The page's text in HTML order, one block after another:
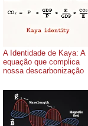
A Identidade de Kaya: A
equação que complica
nossa descarbonização